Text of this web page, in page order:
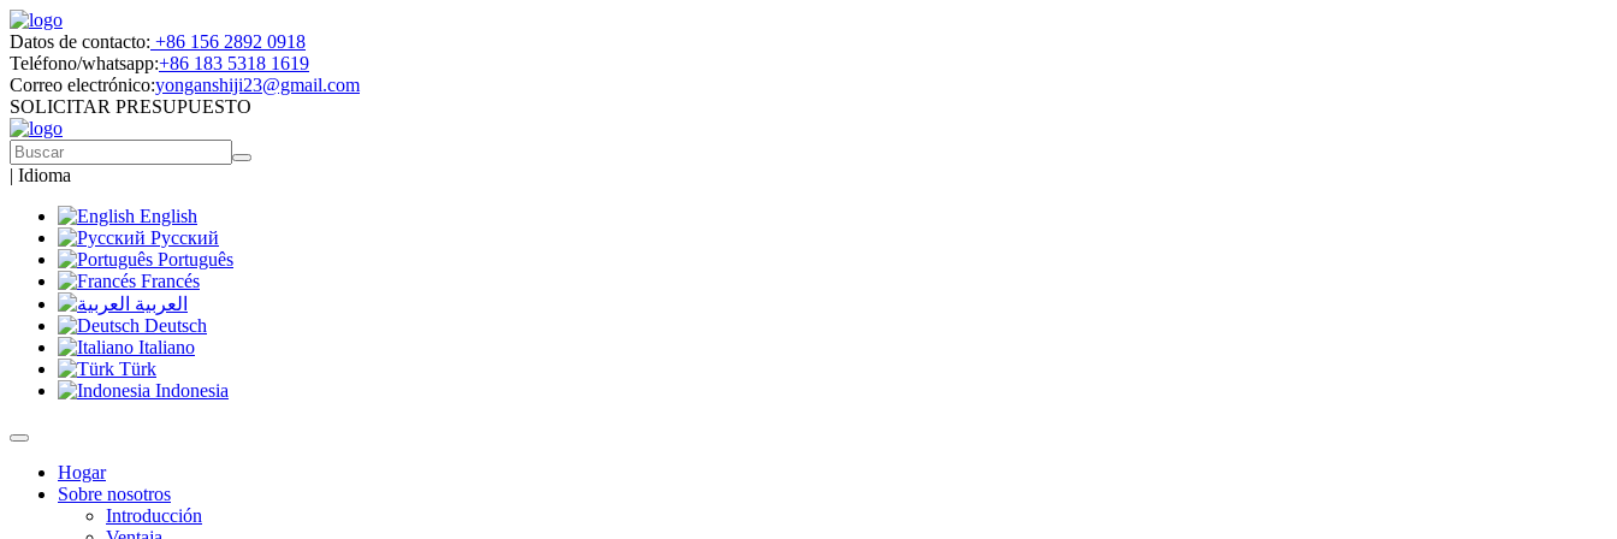
Datos de contacto: +86 156 2892 0918
Teléfono/whatsapp:+86 183 5318 1619
Correo electrónico:yonganshiji23@gmail.com
SOLICITAR PRESUPUESTO
| Idioma
English
Русский
Português
Francés
العربية
Deutsch
Italiano
Türk
Indonesia
Hogar
Sobre nosotros
Introducción